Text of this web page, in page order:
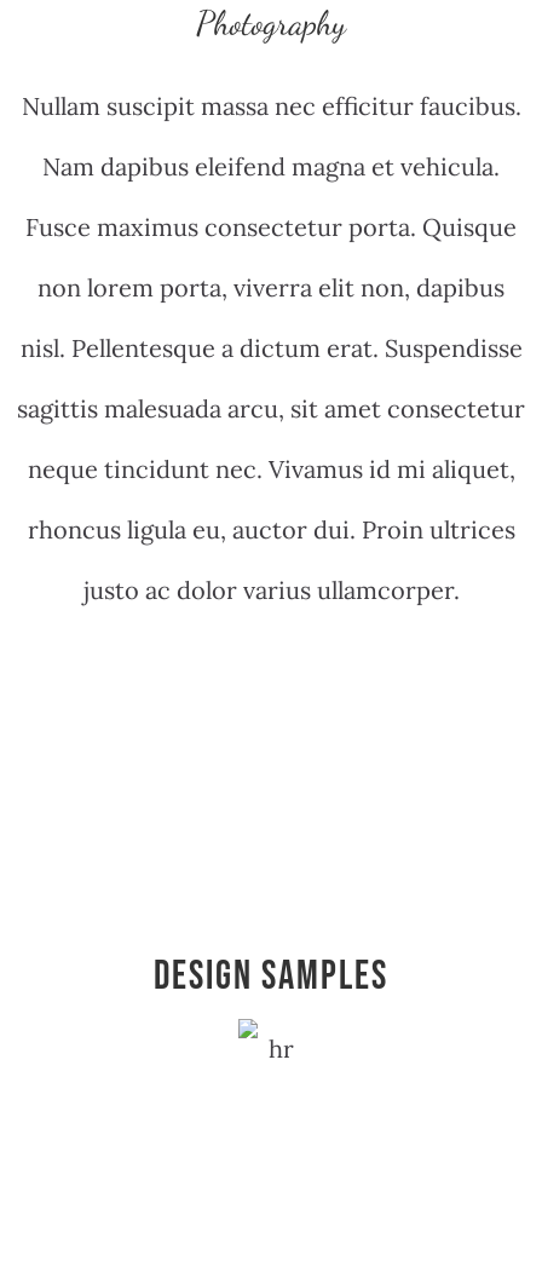
Photography
Nullam suscipit massa nec efficitur faucibus.
Nam dapibus eleifend magna et vehicula.
Fusce maximus consectetur porta. Quisque
non lorem porta, viverra elit non, dapibus
nisl. Pellentesque a dictum erat. Suspendisse
sagittis malesuada arcu, sit amet consectetur
neque tincidunt nec. Vivamus id mi aliquet,
rhoncus ligula eu, auctor dui. Proin ultrices
justo ac dolor varius ullamcorper.
Design Samples